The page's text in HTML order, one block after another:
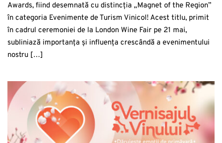
Awards, fiind desemnată cu distincția „Magnet of the Region”
în categoria Evenimente de Turism Vinicol! Acest titlu, primit
în cadrul ceremoniei de la London Wine Fair pe 21 mai,
subliniază importanța și influența crescândă a evenimentului
nostru […]